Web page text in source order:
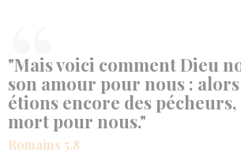
"Mais voici comment Dieu
son amour pour nous :
étions encore des
mort pour nous."
Romains 5.8